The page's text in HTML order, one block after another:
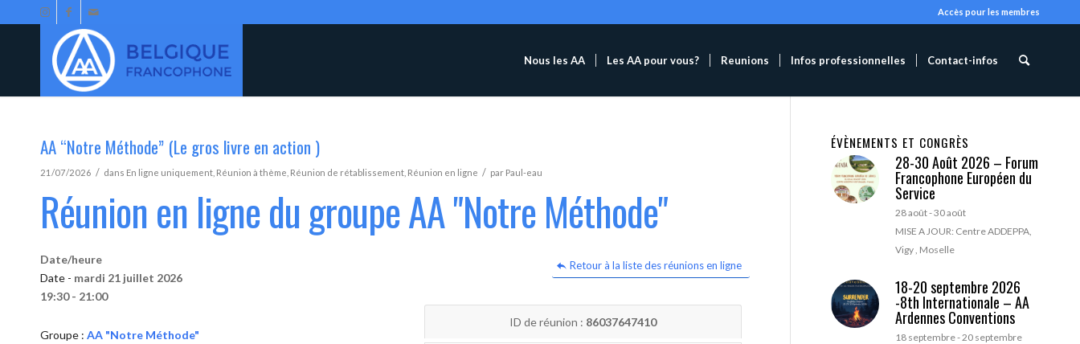
Accès pour les membres
Nous les AA Les AA pour vous? Reunions Infos professionnelles Contact-infos
AA “Notre Méthode” (Le gros livre en action )
21/07/2026 / dans En ligne uniquement Réunion à thème Réunion de rétablissement Réunion en ligne / par Paul-eau
Réunion en ligne du groupe AA "Notre Méthode"
Retour à la liste des réunions en ligne
Date/heure
Date - mardi 21 juillet 2026
19:30 - 21:00
Groupe : AA "Notre Méthode"
ID de réunion : 86037647410
ÉVÈNEMENTS ET CONGRÈS
28-30 Août 2026 – Forum
Francophone Européen du
Service
28 août-30 août
MISE A JOUR: Centre ADDEPPA,
Vigy , Moselle
18-20 septembre 2026
-8th Internationale – AA
Ardennes Conventions
18 septembre-20 septembre